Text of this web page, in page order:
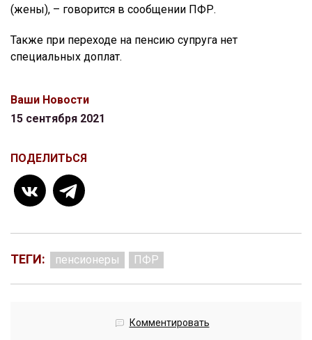
(жены), – говорится в сообщении ПФР.
Также при переходе на пенсию супруга нет
специальных доплат.
Ваши Новости
15 сентября 2021
ПОДЕЛИТЬСЯ
ТЕГИ: пенсионеры ПФР
Комментировать